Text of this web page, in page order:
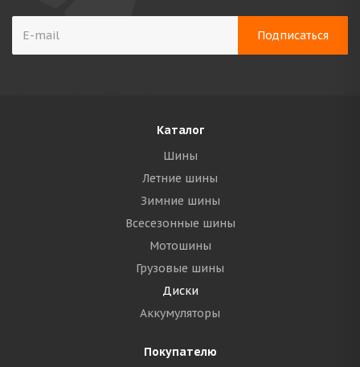
Каталог
Шины
Летние шины
Зимние шины
Всесезонные шины
Мотошины
Грузовые шины
Диски
Аккумуляторы
Покупателю